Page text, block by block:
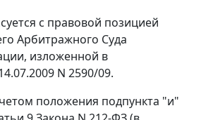
с правовой позицией
Арбитражного Суда
изложенной в
N 2590/09.
положения подпункта "и"